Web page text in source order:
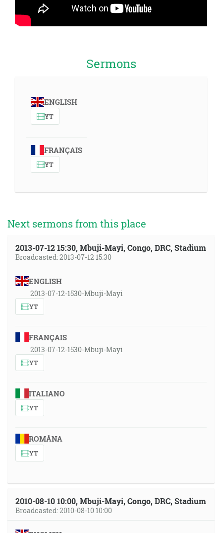
Sermons
ENGLISH
YT
FRANÇAIS
YT
Next sermons from this place
2013-07-12 15:30, Mbuji-Mayi, Congo, DRC, Stadium
Broadcasted: 2013-07-12 15:30
ENGLISH
2013-07-12-1530-Mbuji-Mayi
YT
FRANÇAIS
2013-07-12-1530-Mbuji-Mayi
YT
ITALIANO
YT
ROMÂNA
YT
2010-08-10 10:00, Mbuji-Mayi, Congo, DRC, Stadium
Broadcasted: 2010-08-10 10:00